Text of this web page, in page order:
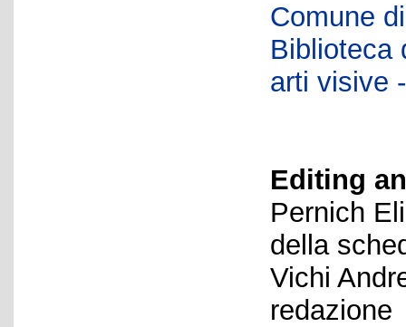
Comune
Biblioteca
arti visive
Editing
Pernich
della
Vichi
redazione